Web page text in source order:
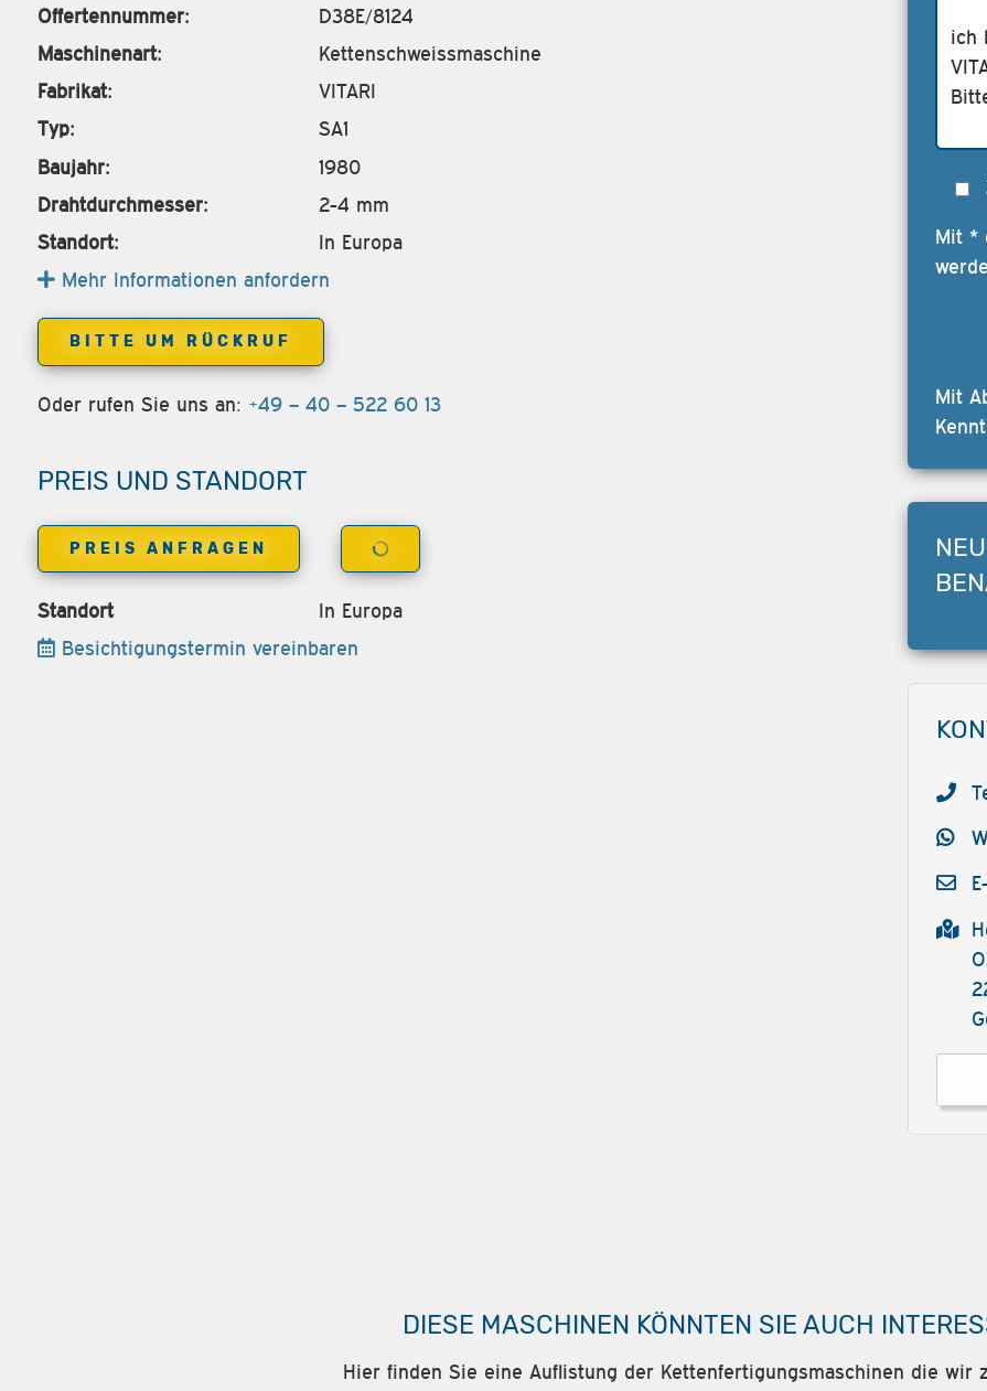
Offertennummer:
D38E/8124
Maschinenart:
Kettenschweissmaschine
Fabrikat:
VITARI
Typ:
SA1
Baujahr:
1980
Drahtdurchmesser:
2-4 mm
Standort:
In Europa
Mehr Informationen anfordern
BITTE UM RÜCKRUF
Oder rufen Sie uns an: +49 – 40 – 522 60 13
PREIS UND STANDORT
PREIS ANFRAGEN
Standort
In Europa
Besichtigungstermin vereinbaren
Mit *
Mit
DIESE MASCHINEN KÖNNTEN SIE AUCH
Hier finden Sie eine Auflistung der Kettenfertigungsmaschinen die wir